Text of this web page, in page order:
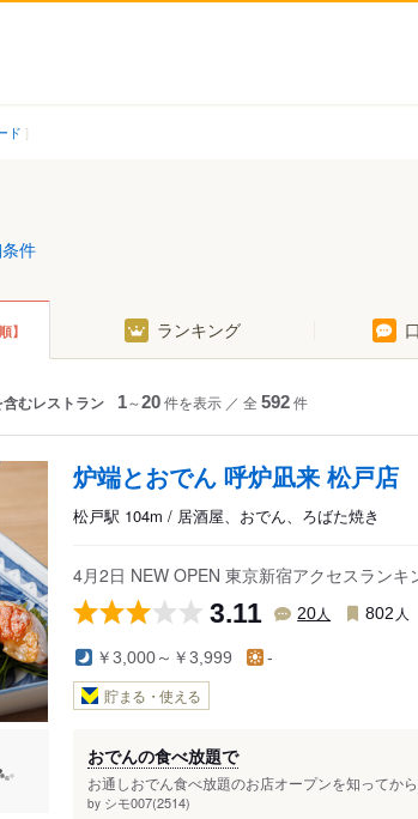
ド
松戸駅
北松戸駅
馬橋駅
小金城趾駅
松飛台駅
六実駅
件
】 ランキング
含むレストラン 1～20件を表示 ／ 全 592件
炉端とおでん 呼炉凪来 松戸店
松戸駅 104m / 居酒屋、おでん、ろばた焼き
4月2日 NEW OPEN 東京新宿アクセスランキ
3.11 20人 802 人
￥3,000～￥3,999 -
貯まる・使える
おでんの食べ放題で
お通しおでん食べ放題のお店オープンを知ってか
by シモ007(2514)